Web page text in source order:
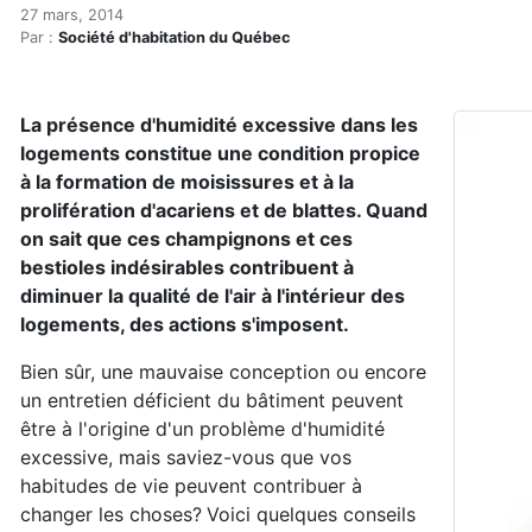
Accueil
Articles
Dites adieu à l'humidité dans votre logement!
Dites adieu à l'humidité
27 mars, 2014
Par : Société d'habitation du Québec
La présence d'humidité excessive dans les
logements constitue une condition propice
à la formation de moisissures et à la
prolifération d'acariens et de blattes. Quand
on sait que ces champignons et ces
bestioles indésirables contribuent à
diminuer la qualité de l'air à l'intérieur des
logements, des actions s'imposent.
Bien sûr, une mauvaise conception ou encore
un entretien déficient du bâtiment peuvent
être à l'origine d'un problème d'humidité
excessive, mais saviez-vous que vos
habitudes de vie peuvent contribuer à
changer les choses? Voici quelques conseils